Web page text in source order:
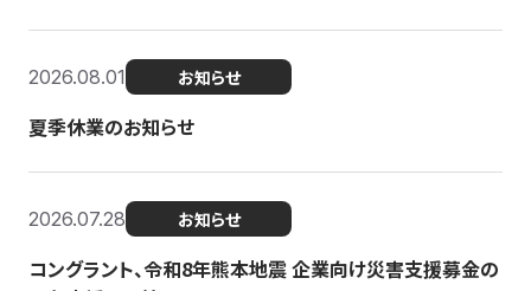
2026.08.01 お知らせ
夏季休業のお知らせ
2026.07.28 お知らせ
コングラント、令和8年熊本地震 企業向け災害支援募金の